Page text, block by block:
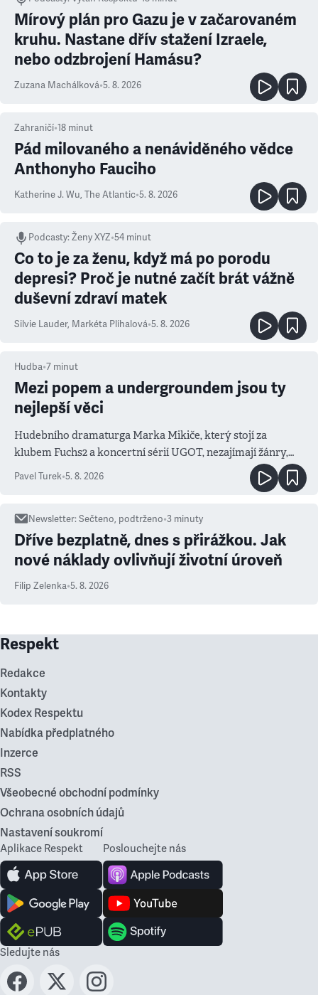
Mírový plán pro Gazu je v začarovaném
kruhu. Nastane dřív stažení Izraele,
nebo odzbrojení Hamásu?
Zuzana Machálková•5. 8. 2026
Zahraničí•18 minut
Pád milovaného a nenáviděného vědce
Anthonyho Fauciho
Katherine J. Wu, The Atlantic•5. 8. 2026
Podcasty:Ženy XYZ•54 minut
Co to je za ženu, když má po porodu
depresi? Proč je nutné začít brát vážně
duševní zdraví matek
Silvie Lauder, Markéta Plíhalová•5. 8. 2026
Hudba•7 minut
Mezi popem a undergroundem jsou ty
nejlepší věci
Hudebního dramaturga Marka Mikiče, který stojí za
klubem Fuchs2 a koncertní sérií UGOT, nezajímají žánry,
Pavel Turek•5. 8. 2026
Newsletter:Sečteno, podtrženo•3 minuty
Dříve bezplatně, dnes s přirážkou. Jak
nové náklady ovlivňují životní úroveň
Filip Zelenka•5. 8. 2026
Respekt
Redakce
Kontakty
Kodex Respektu
Nabídka předplatného
Inzerce
RSS
Všeobecné obchodní podmínky
Ochrana osobních údajů
Nastavení soukromí
Aplikace Respekt Poslouchejte nás
Sledujte nás